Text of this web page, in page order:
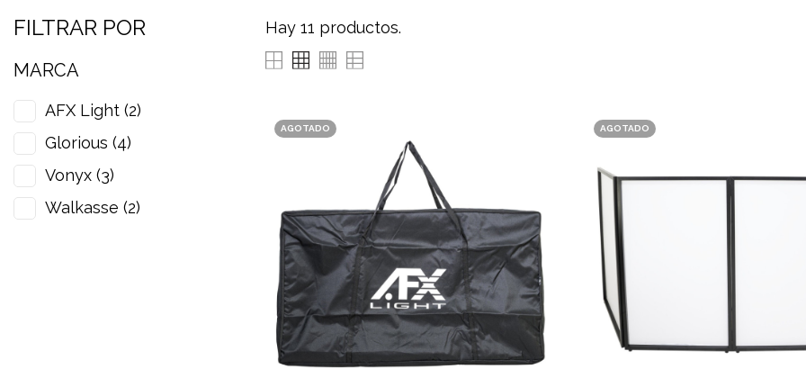
FILTRAR POR
MARCA
AFX Light (2)
Glorious (4)
Vonyx (3)
Walkasse (2)
Hay 11 productos.
AGOTADO AGOTADO